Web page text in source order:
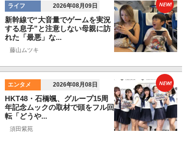
ライフ 2026年08月09日
新幹線で“大音量でゲームを実況
する息子”と注意しない母親に訪
れた「最悪」な...
藤山ムツキ
NEW!
エンタメ 2026年08月08日
HKT48・石橋颯、グループ15周
年記念ムックの取材で頭をフル回
転「どうや...
須田紫苑
NEW!